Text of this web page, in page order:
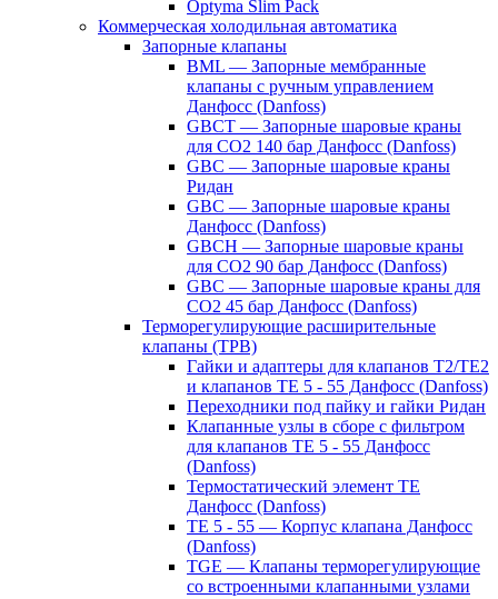
Optyma Slim Pack
Коммерческая холодильная автоматика
Запорные клапаны
BML — Запорные мембранные
клапаны с ручным управлением
Данфосс (Danfoss)
GBCT — Запорные шаровые краны
для CO2 140 бар Данфосс (Danfoss)
GBC — Запорные шаровые краны
Ридан
GBC — Запорные шаровые краны
Данфосс (Danfoss)
GBCH — Запорные шаровые краны
для CO2 90 бар Данфосс (Danfoss)
GBC — Запорные шаровые краны для
CO2 45 бар Данфосс (Danfoss)
Терморегулирующие расширительные
клапаны (ТРВ)
Гайки и адаптеры для клапанов T2/TE2
и клапанов TE 5 - 55 Данфосс (Danfoss)
Переходники под пайку и гайки Ридан
Клапанные узлы в сборе с фильтром
для клапанов TE 5 - 55 Данфосс
(Danfoss)
Термостатический элемент TE
Данфосс (Danfoss)
TE 5 - 55 — Корпус клапана Данфосс
(Danfoss)
TGE — Клапаны терморегулирующие
со встроенными клапанными узлами